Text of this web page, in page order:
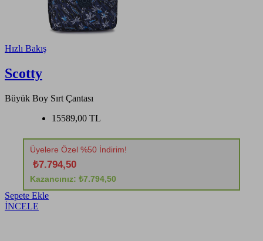
Hızlı Bakış
Scotty
Büyük Boy Sırt Çantası
15589,00 TL
Üyelere Özel %50 İndirim!
₺7.794,50
Kazancınız: ₺7.794,50
Sepete Ekle
İNCELE